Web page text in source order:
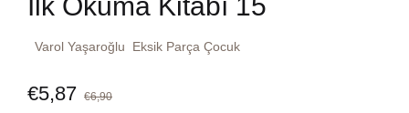
Varol Yaşaroğlu Eksik Parça Çocuk
€5,87 €6,90